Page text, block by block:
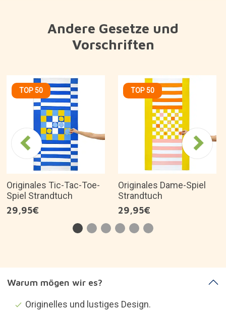
Andere Gesetze und
Vorschriften
TOP 50
Originales Tic-Tac-Toe-
Spiel Strandtuch
29,95€
TOP 50
Originales Dame-Spiel
Strandtuch
29,95€
Warum mögen wir es?
Originelles und lustiges Design.